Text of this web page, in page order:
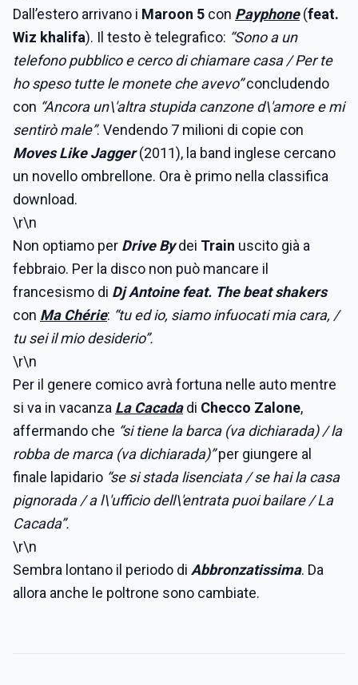
Dall’estero arrivano i Maroon 5 con Payphone(feat.
Wiz khalifa). Il testo è telegrafico: “Sono a un
telefono pubblico e cerco di chiamare casa / Per te
ho speso tutte le monete che avevo”concludendo
con “Ancora un\'altra stupida canzone d\'amore e mi
sentirò male”. Vendendo 7 milioni di copie con
Moves Like Jagger(2011), la band inglese cercano
un novello ombrellone. Ora è primo nella classifica
download.
\r\n
Non optiamo per Drive Bydei Train uscito già a
febbraio. Per la disco non può mancare il
francesismo di Dj Antoine feat. The beat shakers
con Ma Chérie: “tu ed io, siamo infuocatimia cara, /
tu sei il mio desiderio”.
\r\n
Per il genere comico avrà fortuna nelle auto mentre
si va in vacanza La Cacadadi Checco Zalone,
affermando che “si tiene la barca (va dichiarada) / la
robba de marca (va dichiarada)”per giungere al
finale lapidario “se si stada lisenciata / se hai la casa
pignorada / a l\'ufficio dell\'entratapuoi bailare / La
Cacada”.
\r\n
Sembra lontano il periodo di Abbronzatissima. Da
allora anche le poltrone sono cambiate.